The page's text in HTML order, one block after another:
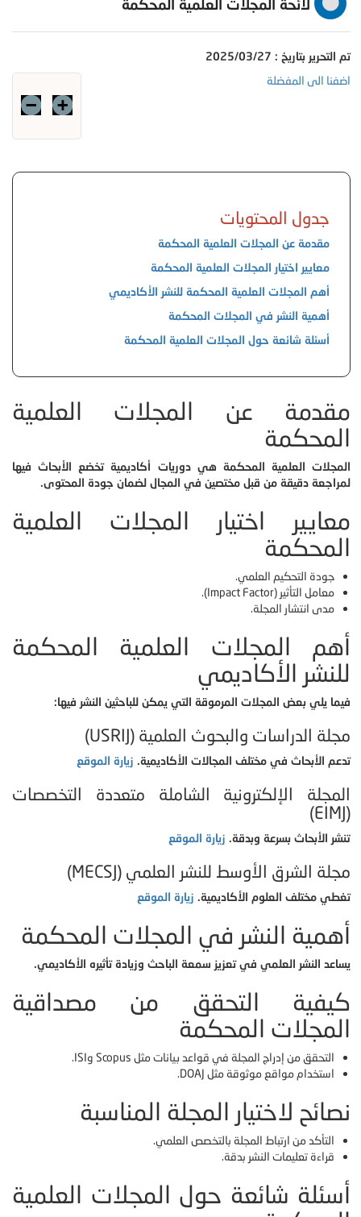
لائحة المجلات العلمية المحكمة
تم التحرير بتاريخ : 2025/03/27
اضفنا الى المفضلة
جدول المحتويات
مقدمة عن المجلات العلمية المحكمة
معايير اختيار المجلات العلمية المحكمة
أهم المجلات العلمية المحكمة للنشر الأكاديمي
أهمية النشر في المجلات المحكمة
أسئلة شائعة حول المجلات العلمية المحكمة
مقدمة عن المجلات العلمية
المحكمة
المجلات العلمية المحكمة هي دوريات أكاديمية تخضع الأبحاث فيها
لمراجعة دقيقة من قبل مختصين في المجال لضمان جودة المحتوى.
معايير اختيار المجلات العلمية
المحكمة
جودة التحكيم العلمي.
معامل التأثير (Impact Factor).
مدى انتشار المجلة.
أهم المجلات العلمية المحكمة
للنشر الأكاديمي
فيما يلي بعض المجلات المرموقة التي يمكن للباحثين النشر فيها:
مجلة الدراسات والبحوث العلمية (USRIJ)
تدعم الأبحاث في مختلف المجالات الأكاديمية. زيارة الموقع
المجلة الإلكترونية الشاملة متعددة التخصصات
(EIMJ)
تنشر الأبحاث بسرعة وبدقة. زيارة الموقع
مجلة الشرق الأوسط للنشر العلمي (MECSJ)
تغطي مختلف العلوم الأكاديمية. زيارة الموقع
أهمية النشر في المجلات المحكمة
يساعد النشر العلمي في تعزيز سمعة الباحث وزيادة تأثيره الأكاديمي.
كيفية التحقق من مصداقية
المجلات المحكمة
التحقق من إدراج المجلة في قواعد بيانات مثل Scopus وISI.
استخدام مواقع موثوقة مثل DOAJ.
نصائح لاختيار المجلة المناسبة
التأكد من ارتباط المجلة بالتخصص العلمي.
قراءة تعليمات النشر بدقة.
أسئلة شائعة حول المجلات العلمية